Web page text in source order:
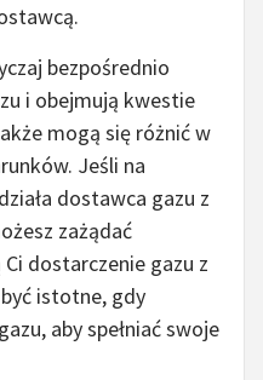
bezpośrednio
i obejmują kwestie
mogą się różnić w
Jeśli na
dostawca gazu z
zażądać
dostarczenie gazu z
istotne, gdy
aby spełniać swoje